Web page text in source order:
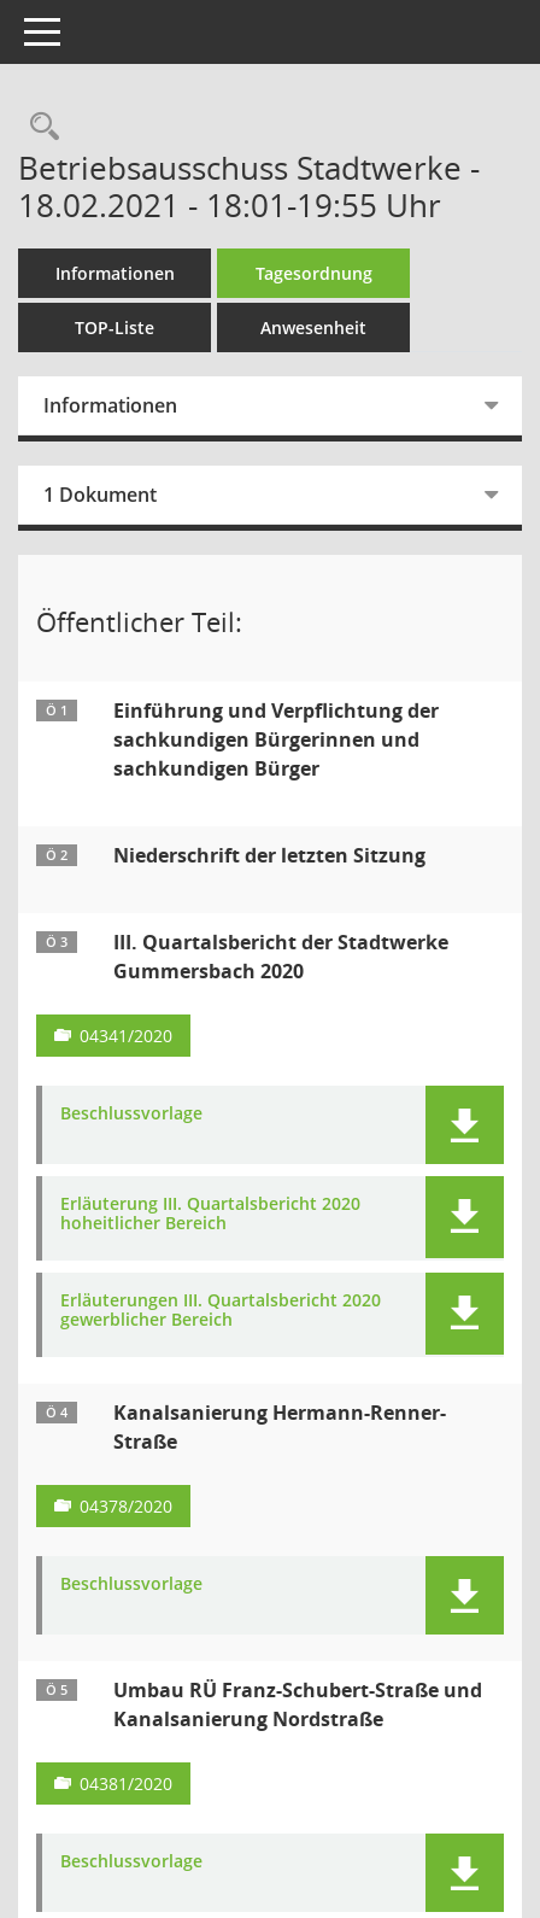
Toggle navigation
Rechercheauswahl
Betriebsausschuss Stadtwerke -
18.02.2021 - 18:01-19:55 Uhr
Informationen Tagesordnung
TOP-Liste Anwesenheit
Informationen
1 Dokument
Öffentlicher Teil:
Ö 1
Einführung und Verpflichtung der
sachkundigen Bürgerinnen und
sachkundigen Bürger
Ö 2 Niederschrift der letzten Sitzung
Ö 3
III. Quartalsbericht der Stadtwerke
Gummersbach 2020
04341/2020
Beschlussvorlage
Erläuterung III. Quartalsbericht 2020
hoheitlicher Bereich
Erläuterungen III. Quartalsbericht 2020
gewerblicher Bereich
Ö 4
Kanalsanierung Hermann-Renner-
Straße
04378/2020
Beschlussvorlage
Ö 5
Umbau RÜ Franz-Schubert-Straße und
Kanalsanierung Nordstraße
04381/2020
Beschlussvorlage